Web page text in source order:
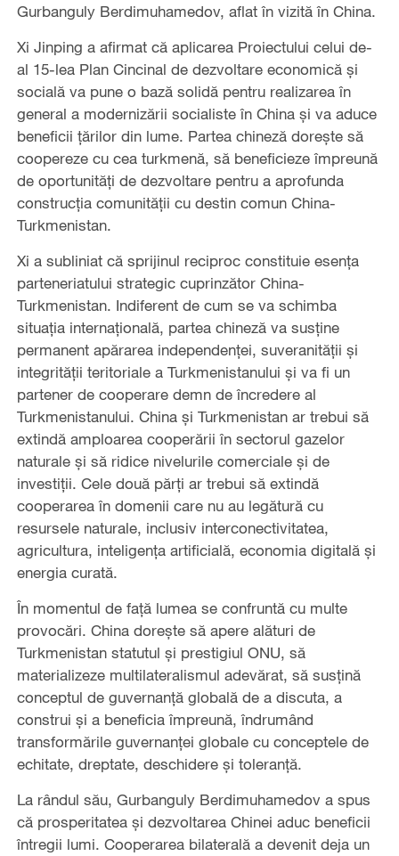
Gurbanguly Berdimuhamedov, aflat în vizită în China.
Xi Jinping a afirmat că aplicarea Proiectului celui de-
al 15-lea Plan Cincinal de dezvoltare economică și
socială va pune o bază solidă pentru realizarea în
general a modernizării socialiste în China și va aduce
beneficii țărilor din lume. Partea chineză dorește să
coopereze cu cea turkmenă, să beneficieze împreună
de oportunități de dezvoltare pentru a aprofunda
construcția comunității cu destin comun China-
Turkmenistan.
Xi a subliniat că sprijinul reciproc constituie esența
parteneriatului strategic cuprinzător China-
Turkmenistan. Indiferent de cum se va schimba
situația internațională, partea chineză va susține
permanent apărarea independenței, suveranității și
integrității teritoriale a Turkmenistanului și va fi un
partener de cooperare demn de încredere al
Turkmenistanului. China și Turkmenistan ar trebui să
extindă amploarea cooperării în sectorul gazelor
naturale și să ridice nivelurile comerciale și de
investiții. Cele două părți ar trebui să extindă
cooperarea în domenii care nu au legătură cu
resursele naturale, inclusiv interconectivitatea,
agricultura, inteligența artificială, economia digitală și
energia curată.
În momentul de față lumea se confruntă cu multe
provocări. China dorește să apere alături de
Turkmenistan statutul și prestigiul ONU, să
materializeze multilateralismul adevărat, să susțină
conceptul de guvernanță globală de a discuta, a
construi și a beneficia împreună, îndrumând
transformările guvernanței globale cu conceptele de
echitate, dreptate, deschidere și toleranță.
La rândul său, Gurbanguly Berdimuhamedov a spus
că prosperitatea și dezvoltarea Chinei aduc beneficii
întregii lumi. Cooperarea bilaterală a devenit deja un